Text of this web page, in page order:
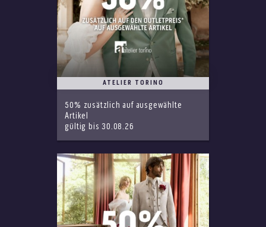
ATELIER TORINO
50% zusätzlich auf ausgewählte
Artikel
gültig bis 30.08.26